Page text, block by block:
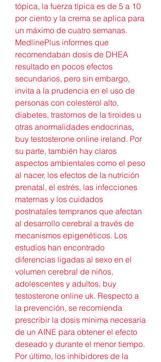
tópica, la fuerza típica es de 5 a 10
por ciento y la crema se aplica para
un máximo de cuatro semanas.
MedlinePlus informes que
recomendaban dosis de DHEA
resultado en pocos efectos
secundarios, pero sin embargo,
invita a la prudencia en el uso de
personas con colesterol alto,
diabetes, trastornos de la tiroides u
otras anormalidades endocrinas,
buy testosterone online ireland. Por
su parte, también hay claros
aspectos ambientales como el peso
al nacer, los efectos de la nutrición
prenatal, el estrés, las infecciones
maternas y los cuidados
postnatales tempranos que afectan
al desarrollo cerebral a través de
mecanismos epigenéticos. Los
estudios han encontrado
diferencias ligadas al sexo en el
volumen cerebral de niños,
adolescentes y adultos, buy
testosterone online uk. Respecto a
la prevención, se recomienda
prescribir la dosis mínima necesaria
de un AINE para obtener el efecto
deseado y durante el menor tiempo.
Por último, los inhibidores de la